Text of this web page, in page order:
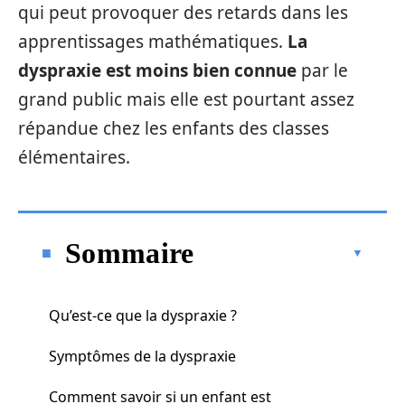
qui peut provoquer des retards dans les
apprentissages mathématiques. La
dyspraxie est moins bien connue par le
grand public mais elle est pourtant assez
répandue chez les enfants des classes
élémentaires.
Sommaire
Qu’est-ce que la dyspraxie ?
Symptômes de la dyspraxie
Comment savoir si un enfant est